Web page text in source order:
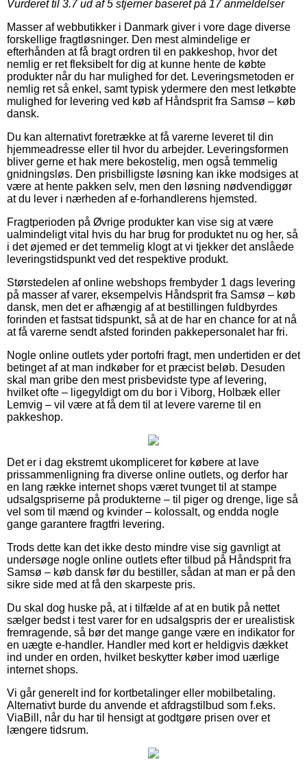
Vurderet til 3.7 ud af 5 stjerner baseret på 17 anmeldelser
Masser af webbutikker i Danmark giver i vore dage diverse
forskellige fragtløsninger. Den mest almindelige er
efterhånden at få bragt ordren til en pakkeshop, hvor det
nemlig er ret fleksibelt for dig at kunne hente de købte
produkter når du har mulighed for det. Leveringsmetoden er
nemlig ret så enkel, samt typisk ydermere den mest letkøbte
mulighed for levering ved køb af Håndsprit fra Samsø – køb
dansk.
Du kan alternativt foretrække at få varerne leveret til din
hjemmeadresse eller til hvor du arbejder. Leveringsformen
bliver gerne et hak mere bekostelig, men også temmelig
gnidningsløs. Den prisbilligste løsning kan ikke modsiges at
være at hente pakken selv, men den løsning nødvendiggør
at du lever i nærheden af e-forhandlerens hjemsted.
Fragtperioden på Øvrige produkter kan vise sig at være
ualmindeligt vital hvis du har brug for produktet nu og her, så
i det øjemed er det temmelig klogt at vi tjekker det anslåede
leveringstidspunkt ved det respektive produkt.
Størstedelen af online webshops frembyder 1 dags levering
på masser af varer, eksempelvis Håndsprit fra Samsø – køb
dansk, men det er afhængig af at bestillingen fuldbyrdes
forinden et fastsat tidspunkt, så at de har en chance for at nå
at få varerne sendt afsted forinden pakkepersonalet har fri.
Nogle online outlets yder portofri fragt, men undertiden er det
betinget af at man indkøber for et præcist beløb. Desuden
skal man gribe den mest prisbevidste type af levering,
hvilket ofte – ligegyldigt om du bor i Viborg, Holbæk eller
Lemvig – vil være at få dem til at levere varerne til en
pakkeshop.
Det er i dag ekstremt ukompliceret for købere at lave
prissammenligning fra diverse online outlets, og derfor har
en lang række internet shops været tvunget til at stampe
udsalgspriserne på produkterne – til piger og drenge, lige så
vel som til mænd og kvinder – kolossalt, og endda nogle
gange garantere fragtfri levering.
Trods dette kan det ikke desto mindre vise sig gavnligt at
undersøge nogle online outlets efter tilbud på Håndsprit fra
Samsø – køb dansk før du bestiller, sådan at man er på den
sikre side med at få den skarpeste pris.
Du skal dog huske på, at i tilfælde af at en butik på nettet
sælger bedst i test varer for en udsalgspris der er urealistisk
fremragende, så bør det mange gange være en indikator for
en uægte e-handler. Handler med kort er heldigvis dækket
ind under en orden, hvilket beskytter køber imod uærlige
internet shops.
Vi går generelt ind for kortbetalinger eller mobilbetaling.
Alternativt burde du anvende et afdragstilbud som f.eks.
ViaBill, når du har til hensigt at godtgøre prisen over et
længere tidsrum.